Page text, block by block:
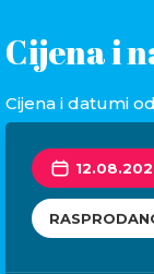
Cijena i
Cijena i datumi